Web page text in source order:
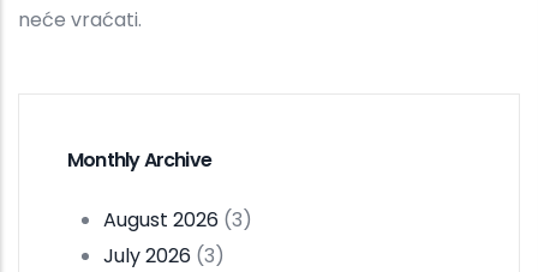
neće vraćati.
Monthly Archive
August 2026 (3)
July 2026 (3)